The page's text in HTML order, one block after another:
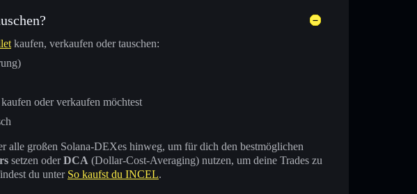
kaufen, verkaufen oder tauschen:
oder verkaufen möchtest
alle großen Solana-DEXes hinweg, um für dich den bestmöglichen
setzen oderDCA (Dollar-Cost-Averaging) nutzen, um deine Trades zu
du unter So kaufst du INCEL.